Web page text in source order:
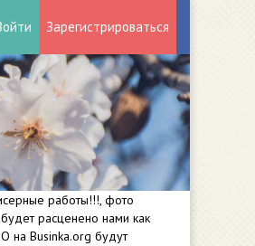
Зарегистрироваться
работы!!!, фото
расценено нами как
на Businka.org будут